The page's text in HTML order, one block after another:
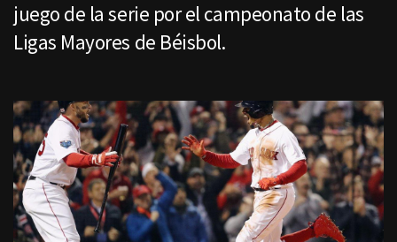
juego de la serie por el campeonato de las
Ligas Mayores de Béisbol.